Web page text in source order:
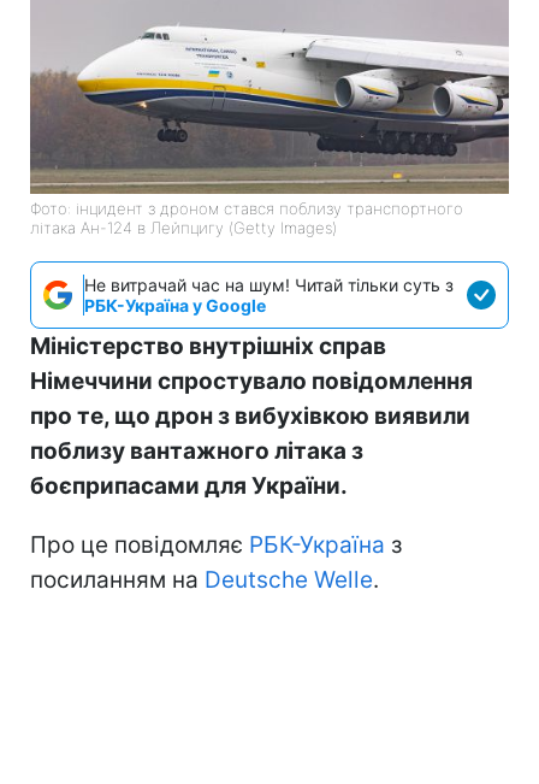
Фото: інцидент з дроном стався поблизу транспортного
літака Ан-124 в Лейпцигу (Getty Images)
Не витрачай час на шум! Читай тільки суть з
РБК-Україна у Google
Міністерство внутрішніх справ
Німеччини спростувало повідомлення
про те, що дрон з вибухівкою виявили
поблизу вантажного літака з
боєприпасами для України.
Про це повідомляє РБК-Україна з
посиланням на Deutsche Welle.